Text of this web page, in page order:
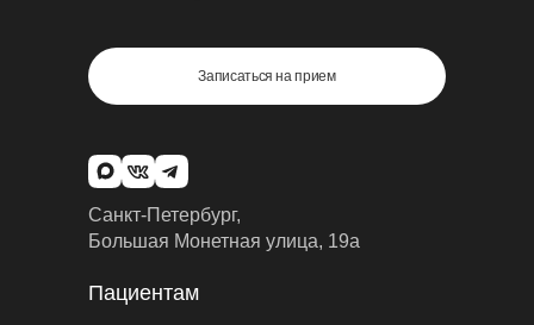
Пациентам
Санкт-Петербург,
Большая Монетная улица, 19а
Записаться на прием